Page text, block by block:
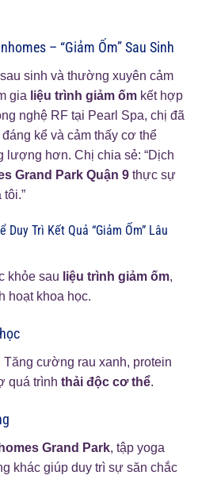
– “Giảm Ốm” Sau Sinh
sinh và thường xuyên cảm
gia liệu trình giảm ốm kết hợp
nghệ RF tại Pearl Spa, chị đã
kể và cảm thấy cơ thể
lượng hơn. Chị chia sẻ: “Dịch
Grand Park Quận 9 thực sự
Trì Kết Quả “Giảm Ốm” Lâu
khỏe sau liệu trình giảm ốm,
hoạt khoa học.
Tăng cường rau xanh, protein
quá trình thải độc cơ thể.
Grand Park, tập yoga
khác giúp duy trì sự săn chắc